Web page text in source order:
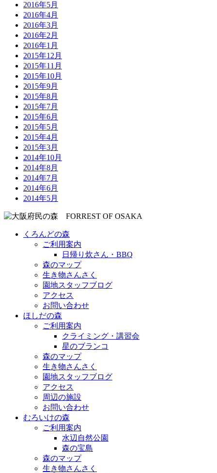
2016年5月
2016年4月
2016年3月
2016年2月
2016年1月
2015年12月
2015年11月
2015年10月
2015年9月
2015年8月
2015年7月
2015年6月
2015年5月
2015年4月
2015年3月
2014年10月
2014年8月
2014年7月
2014年6月
2014年5月
くろんどの森
ご利用案内
日帰り炊さん・BBQ
森のマップ
生き物さんさく
園地スタッフブログ
アクセス
お問い合わせ
ほしだの森
ご利用案内
クライミング・講習会
星のブランコ
森のマップ
生き物さんさく
園地スタッフブログ
アクセス
周辺の施設
お問い合わせ
むろいけの森
ご利用案内
水辺自然公園
森の宝島
森のマップ
生き物さんさく